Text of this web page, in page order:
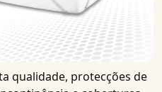
qualidade, protecções de